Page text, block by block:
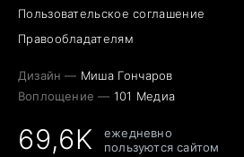
Пользовательское соглашение
Правообладателям
Дизайн — Миша Гончаров
Воплощение — 101 Медиа
69,6K
ежедневно
пользуются сайтом